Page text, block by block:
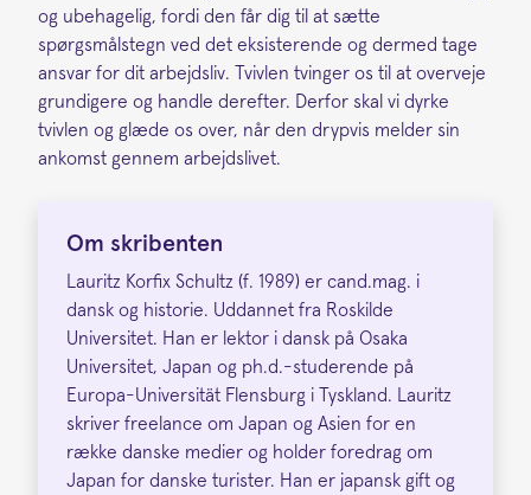
og ubehagelig, fordi den får dig til at sætte
spørgsmålstegn ved det eksisterende og dermed tage
ansvar for dit arbejdsliv. Tvivlen tvinger os til at overveje
grundigere og handle derefter. Derfor skal vi dyrke
tvivlen og glæde os over, når den drypvis melder sin
ankomst gennem arbejdslivet.
Om skribenten
Lauritz Korfix Schultz (f. 1989) er cand.mag. i
dansk og historie. Uddannet fra Roskilde
Universitet. Han er lektor i dansk på Osaka
Universitet, Japan og ph.d.-studerende på
Europa-Universität Flensburg i Tyskland. Lauritz
skriver freelance om Japan og Asien for en
række danske medier og holder foredrag om
Japan for danske turister. Han er japansk gift og